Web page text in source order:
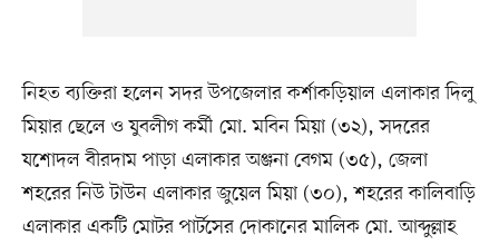
নিহত ব্যক্তিরা হলেন সদর উপজেলার কর্শাকড়িয়াল এলাকার দিলু
মিয়ার ছেলে ও যুবলীগ কর্মী মো. মবিন মিয়া (৩২), সদরের
যশোদল বীরদাম পাড়া এলাকার অঞ্জনা বেগম (৩৫), জেলা
শহরের নিউ টাউন এলাকার জুয়েল মিয়া (৩০), শহরের কালিবাড়ি
এলাকার একটি মোটর পার্টসের দোকানের মালিক মো. আব্দুল্লাহ